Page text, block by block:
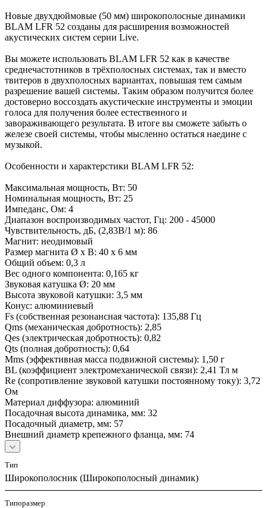
Новые двухдюймовые (50 мм) широкополосные динамики
BLAM LFR 52 созданы для расширения возможностей
акустических систем серии Live.
Вы можете использовать BLAM LFR 52 как в качестве
среднечастотников в трёхполосных системах, так и вместо
твитеров в двухполосных вариантах, повышая тем самым
разрешение вашей системы. Таким образом получится более
достоверно воссоздать акустические инструменты и эмоции
голоса для получения более естественного и
завораживающего результата. В итоге вы сможете забыть о
железе своей системы, чтобы мысленно остаться наедине с
музыкой.
Особенности и характерстики BLAM LFR 52:
Максимальная мощность, Вт: 50
Номинальная мощность, Вт: 25
Импеданс, Ом: 4
Диапазон воспроизводимых частот, Гц: 200 - 45000
Чувствительность, дБ, (2,83В/1 м): 86
Магнит: неодимовый
Размер магнита Ø x В: 40 x 6 мм
Общий объем: 0,3 л
Вес одного компонента: 0,165 кг
Звуковая катушка Ø: 20 мм
Высота звуковой катушки: 3,5 мм
Конус: алюминиевый
Fs (собственная резонансная частота): 135,88 Гц
Qms (механическая добротность): 2,85
Qes (электрическая добротность): 0,82
Qts (полная добротность): 0,64
Mms (эффективная масса подвижной системы): 1,50 г
BL (коэффициент электромеханической связи): 2,41 Тл м
Re (сопротивление звуковой катушки постоянному току): 3,72
Ом
Материал диффузора: алюминий
Посадочная высота динамика, мм: 32
Посадочный диаметр, мм: 57
Внешний диаметр крепежного фланца, мм: 74
Тип
Широкополосник (Широкополосный динамик)
Типоразмер